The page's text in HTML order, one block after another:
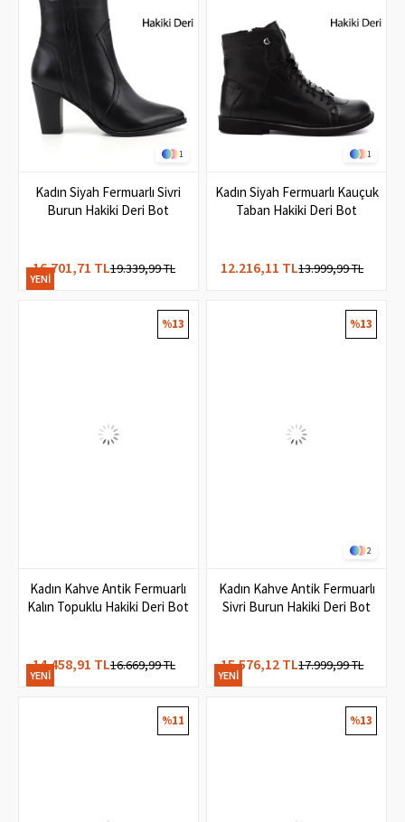
1
Kadın Siyah Fermuarlı Sivri
Burun Hakiki Deri Bot
16.701,71 TL19.339,99 TL
YENI
1
Kadın Siyah Fermuarlı Kauçuk
Taban Hakiki Deri Bot
12.216,11 TL13.999,99 TL
Kadın Kahve Antik Fermuarlı
Kalın Topuklu Hakiki Deri Bot
14.458,91 TL16.669,99 TL
%13
YENI
2
Kadın Kahve Antik Fermuarlı
Sivri Burun Hakiki Deri Bot
15.576,12 TL17.999,99 TL
%13
YENI
%11 %13